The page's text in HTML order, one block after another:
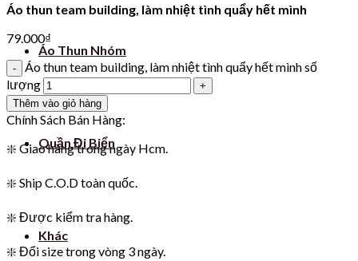
Áo Thun Nhóm
Quần Đi Biển
Khác
Áo thun team building, làm nhiệt tình quẩy hết mình
79.000₫
Áo thun team building, làm nhiệt tình quẩy hết mình số
lượng
Thêm vào giỏ hàng
Chính Sách Bán Hàng:
❇️ Giao hàng trong ngày Hcm.
❇️ Ship C.O.D toàn quốc.
❇️ Được kiểm tra hàng.
❇️ Đổi size trong vòng 3 ngày.